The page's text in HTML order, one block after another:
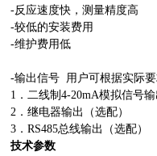
-反应速度快，测量精度高
-较低的安装费用
-维护费用低
-输出信号 用户可根据实际要
1 ．二线制4-20mA模拟信号输
2 ．继电器输出（选配）
3 ．RS485总线输出（选配）
技术参数